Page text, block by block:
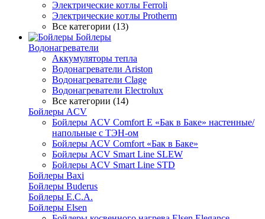
Электрические котлы Ferroli
Электрические котлы Protherm
Все категории (13)
Бойлеры
Водонагреватели
Аккумуляторы тепла
Водонагреватели Ariston
Водонагреватели Clage
Водонагреватели Electrolux
Все категории (14)
Бойлеры ACV
Бойлеры ACV Comfort E «Бак в Баке» настенные/
напольные c ТЭН-ом
Бойлеры ACV Comfort «Бак в Баке»
Бойлеры ACV Smart Line SLEW
Бойлеры ACV Smart Line STD
Бойлеры Baxi
Бойлеры Buderus
Бойлеры E.C.A.
Бойлеры Elsen